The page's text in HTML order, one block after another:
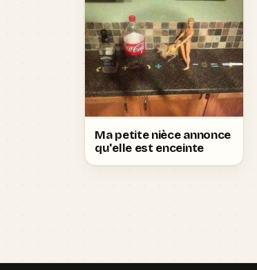
Ma petite nièce annonce
qu'elle est enceinte